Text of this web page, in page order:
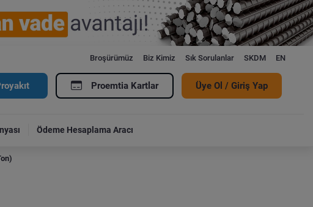
Broşürümüz Biz Kimiz Sık Sorulanlar SKDM EN
Proemtia Kartlar Üye Ol / Giriş Yap
Ödeme Hesaplama Aracı